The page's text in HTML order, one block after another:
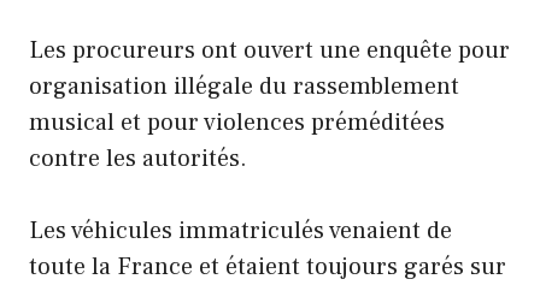
Les procureurs ont ouvert une enquête pour
organisation illégale du rassemblement
musical et pour violences préméditées
contre les autorités.
Les véhicules immatriculés venaient de
toute la France et étaient toujours garés sur